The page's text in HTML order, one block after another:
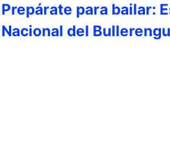
Prepárate para bailar:
Nacional del